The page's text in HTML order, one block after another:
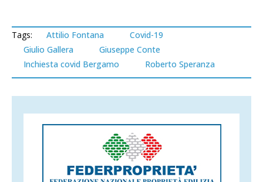
Tags: Attilio Fontana
Covid-19
Giulio Gallera
Giuseppe Conte
Inchiesta covid Bergamo
Roberto Speranza